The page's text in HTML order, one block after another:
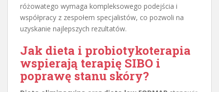
różowatego wymaga kompleksowego podejścia i
współpracy z zespołem specjalistów, co pozwoli na
uzyskanie najlepszych rezultatów.
Jak dieta i probiotykoterapia
wspierają terapię SIBO i
poprawę stanu skóry?